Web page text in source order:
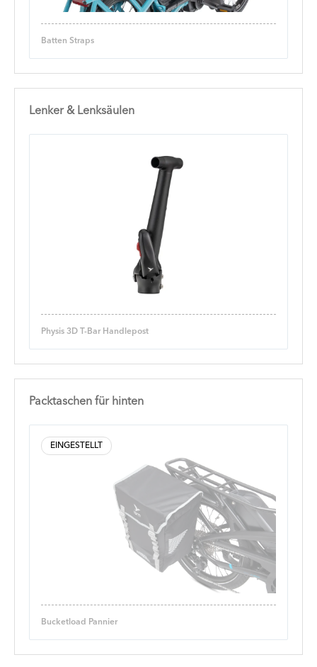
Batten Straps
Lenker & Lenksäulen
Physis 3D T-Bar Handlepost
Packtaschen für hinten
EINGESTELLT
Bucketload Pannier